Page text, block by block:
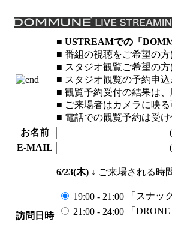
■ USTREAMでの「
■ 番組の視聴をご希望の
■ スタジオ観覧ご希望の
■ スタジオ観覧の予約申
■ 観覧予約受付の結果は
■ ご来場者はカメラに映
■ 電話での観覧予約は受
お名前
E-MAIL
訪問日時
6/23(木) ↓ ご来場される時
19:00 - 21:00
「スナ
21:00 - 24:00
「